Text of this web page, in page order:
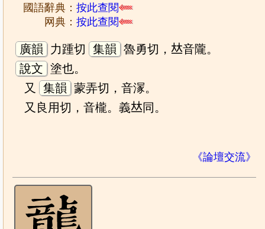
國語辭典：按此查閱
网典：按此查閱
廣韻 力踵切 集韻 魯勇切，𠀤音隴。
說文 塗也。
又
集韻 蒙弄切，音溕。
又良用切，音櫳。義𠀤同。
《論壇交流》